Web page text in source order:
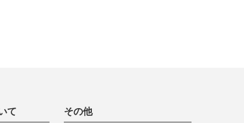
て その他